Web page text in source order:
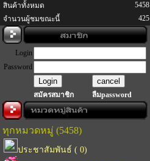
สินค้าทั้งหมด
5458
จำนวนผู้ชมขณะนี้
425
Login
Password
สมัครสมาชิก ลืมpassword
ทุกหมวดหมู่ (5458)
ประชาสัมพันธ์ ( 0)